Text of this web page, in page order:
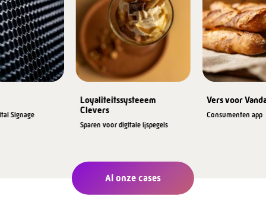
Signage
Loyaliteitssysteeem
Clevers
Sparen voor digitale ijspegels
Vers voor
Consumenten app
Al onze cases